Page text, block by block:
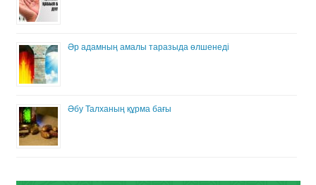
Әр адамның амалы таразыда өлшенеді
Әбу Талханың құрма бағы